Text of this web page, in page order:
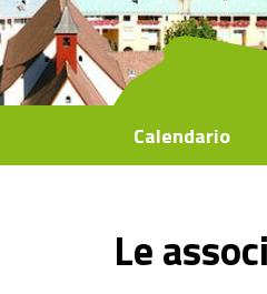
Calendario
Le